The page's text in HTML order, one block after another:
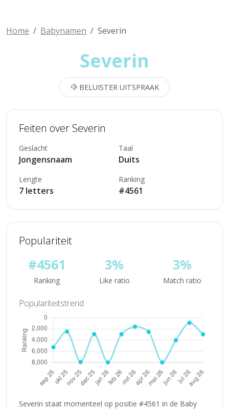
Home Babynamen Severin
Severin
BELUISTER UITSPRAAK
Feiten over Severin
Geslacht
Jongensnaam
Taal
Duits
Lengte
7 letters
Ranking
#4561
Populariteit
#4561
Ranking
3%
Like ratio
3%
Match ratio
Populariteitstrend
Severin staat momenteel op positie #4561 in de Baby